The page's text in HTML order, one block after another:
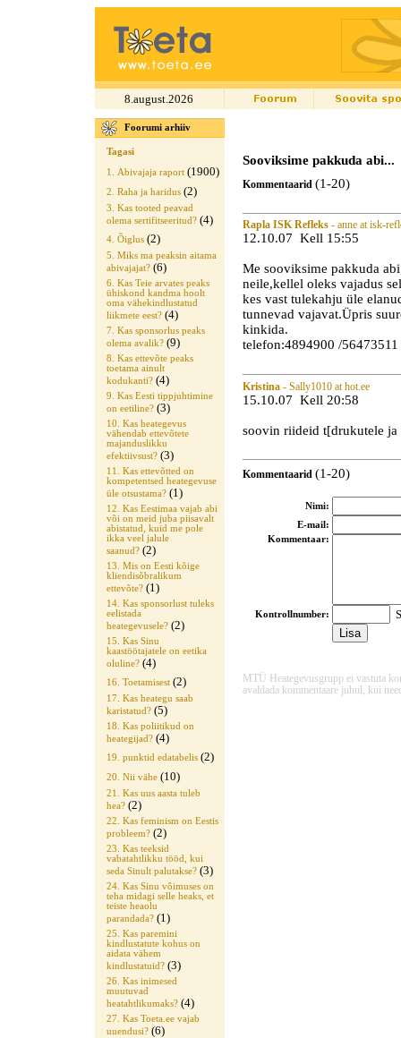
8.august.2026
Foorumi arhiiv
Tagasi
1. Abivajaja raport (1900)
2. Raha ja haridus (2)
3. Kas tooted peavad
olema sertifitseeritud? (4)
4. Õiglus (2)
5. Miks ma peaksin aitama
abivajajat? (6)
6. Kas Teie arvates peaks
ühiskond kandma hoolt
oma vähekindlustatud
liikmete eest? (4)
7. Kas sponsorlus peaks
olema avalik? (9)
8. Kas ettevõte peaks
toetama ainult
kodukanti? (4)
9. Kas Eesti tippjuhtimine
on eetiline? (3)
10. Kas heategevus
vähendab ettevõtete
majanduslikku
efektiivsust? (3)
11. Kas ettevõtted on
kompetentsed heategevuse
üle otsustama? (1)
12. Kas Eestimaa vajab abi
või on meid juba piisavalt
abistatud, kuid me pole
ikka veel jalule
saanud? (2)
13. Mis on Eesti kõige
kliendisõbralikum
ettevõte? (1)
14. Kas sponsorlust tuleks
eelistada
heategevusele? (2)
15. Kas Sinu
kaastöötajatele on eetika
oluline? (4)
16. Toetamisest (2)
17. Kas heategu saab
karistatud? (5)
18. Kas poliitikud on
heategijad? (4)
19. punktid edatabelis (2)
20. Nii vähe (10)
21. Kas uus aasta tuleb
hea? (2)
22. Kas feminism on Eestis
probleem? (2)
23. Kas teeksid
vabatahtlikku tööd, kui
seda Sinult palutakse? (3)
24. Kas Sinu vôimuses on
teha midagi selle heaks, et
teiste heaolu
parandada? (1)
25. Kas paremini
kindlustatute kohus on
aidata vähem
kindlustatuid? (3)
26. Kas inimesed
muutuvad
heatahtlikumaks? (4)
27. Kas Toeta.ee vajab
uuendusi? (6)
Sooviksime pakkuda abi...
Kommentaarid (1-20)
Rapla ISK Refleks - anne at isk-
12.10.07 Kell 15:55
Me sooviksime pakkuda
neile,kellel oleks vajadus
kes vast tulekahju üle
tunnevad vajavat.Üpris
kinkida.
telefon:4894900 /56473511
Kristina - Sally1010 at hot.ee
15.10.07 Kell 20:58
soovin riideid t[drukutele ja
Kommentaarid (1-20)
Nimi:
E-mail:
Kommentaar:
Kontrollnumber:
MTÜ Heategevusgrupp ei vastuta
avaldada kommentaare juhul, kui